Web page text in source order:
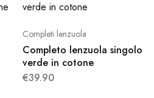
Completi lenzuola
Completo lenzuola singolo
verde in cotone
€39.90